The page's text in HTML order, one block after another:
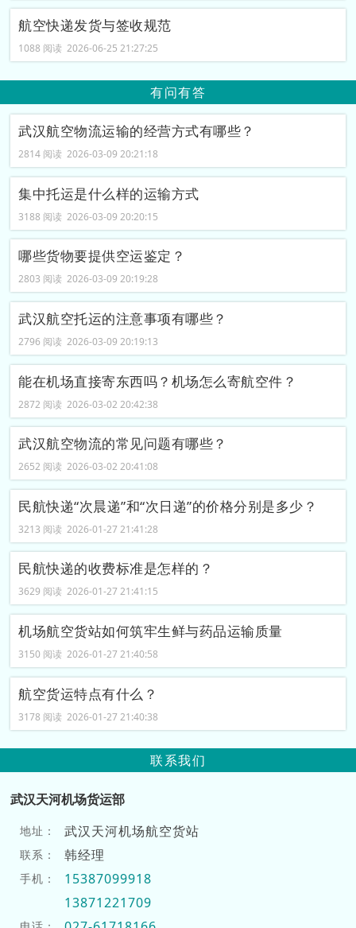
航空快递发货与签收规范
1088 阅读 2026-06-25 21:27:25
有问有答
武汉航空物流运输的经营方式有哪些？
2814 阅读 2026-03-09 20:21:18
集中托运是什么样的运输方式
3188 阅读 2026-03-09 20:20:15
哪些货物要提供空运鉴定？
2803 阅读 2026-03-09 20:19:28
武汉航空托运的注意事项有哪些？
2796 阅读 2026-03-09 20:19:13
能在机场直接寄东西吗？机场怎么寄航空件？
2872 阅读 2026-03-02 20:42:38
武汉航空物流的常见问题有哪些？
2652 阅读 2026-03-02 20:41:08
民航快递“次晨递”和“次日递”的价格分别是多少？
3213 阅读 2026-01-27 21:41:28
民航快递的收费标准是怎样的？
3629 阅读 2026-01-27 21:41:15
机场航空货站如何筑牢生鲜与药品运输质量
3150 阅读 2026-01-27 21:40:58
航空货运特点有什么？
3178 阅读 2026-01-27 21:40:38
联系我们
武汉天河机场货运部
地址： 武汉天河机场航空货站
联系： 韩经理
手机：
15387099918
13871221709